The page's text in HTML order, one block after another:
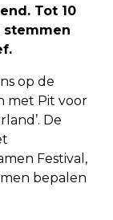
Tot 10
stemmen
op de
met Pit voor
De
Festival,
bepalen